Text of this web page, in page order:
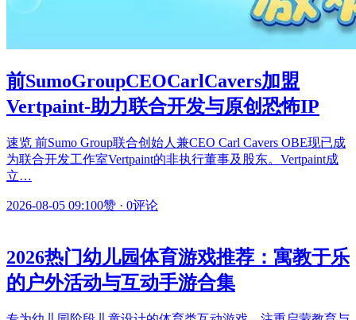
前SumoGroupCEOCarlCavers加盟
Vertpaint-助力联合开发与原创恐怖IP
速览 前Sumo Group联合创始人兼CEO Carl Cavers OBE现已成
为联合开发工作室Vertpaint的非执行董事及股东。Vertpaint成
立…
2026-08-05 09:100赞 · 0评论
2026热门幼儿园体育游戏推荐：寓教于乐
的户外活动与互动手游合集